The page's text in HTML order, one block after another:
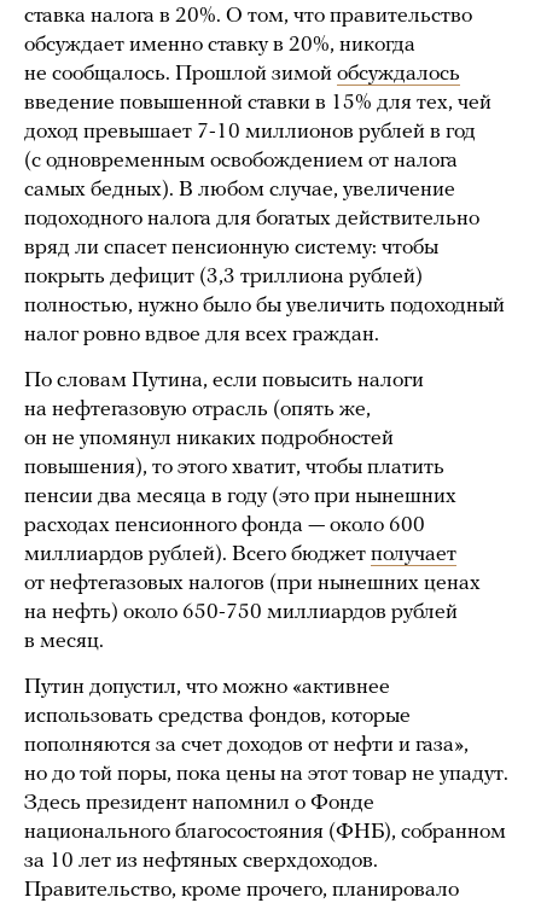
ставка налога в 20%. О том, что правительство
обсуждает именно ставку в 20%, никогда
не сообщалось. Прошлой зимой обсуждалось
введение повышенной ставки в 15% для тех, чей
доход превышает 7-10 миллионов рублей в год
(с одновременным освобождением от налога
самых бедных). В любом случае, увеличение
подоходного налога для богатых действительно
вряд ли спасет пенсионную систему: чтобы
покрыть дефицит (3,3 триллиона рублей)
полностью, нужно было бы увеличить подоходный
налог ровно вдвое для всех граждан.
По словам Путина, если повысить налоги
на нефтегазовую отрасль (опять же,
он не упомянул никаких подробностей
повышения), то этого хватит, чтобы платить
пенсии два месяца в году (это при нынешних
расходах пенсионного фонда — около 600
миллиардов рублей). Всего бюджет получает
от нефтегазовых налогов (при нынешних ценах
на нефть) около 650-750 миллиардов рублей
в месяц.
Путин допустил, что можно «активнее
использовать средства фондов, которые
пополняются за счет доходов от нефти и газа»,
но до той поры, пока цены на этот товар не упадут.
Здесь президент напомнил о Фонде
национального благосостояния (ФНБ), собранном
за 10 лет из нефтяных сверхдоходов.
Правительство, кроме прочего, планировало